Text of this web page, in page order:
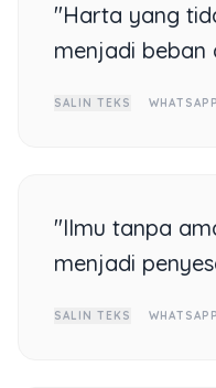
"Harta yang
menjadi beban
SALIN TEKS WHATSAPP
"Ilmu tanpa
menjadi
SALIN TEKS WHATSAPP